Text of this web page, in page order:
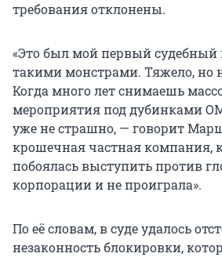
требования отклонены.
«Это был мой первый судебный
такими монстрами. Тяжело, но
Когда много лет снимаешь
мероприятия под дубинками
уже не страшно, — говорит
крошечная частная компания,
побоялась выступить против
корпорации и не проиграла».
По её словам, в суде удалось
незаконность блокировки,